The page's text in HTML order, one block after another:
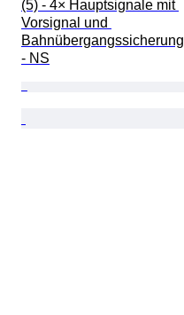
(5) - 4× Hauptsignale mit
Vorsignal und
Bahnübergangssicherung
- NS